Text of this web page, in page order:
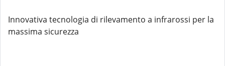
Innovativa tecnologia di rilevamento a infrarossi per la
massima sicurezza